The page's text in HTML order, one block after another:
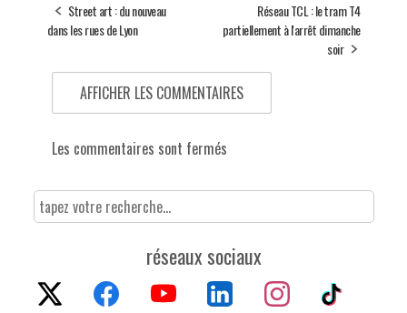
Street art : du nouveau
dans les rues de Lyon
Réseau TCL : le tram T4
partiellement à l'arrêt dimanche
soir
AFFICHER LES COMMENTAIRES
Les commentaires sont fermés
réseaux sociaux